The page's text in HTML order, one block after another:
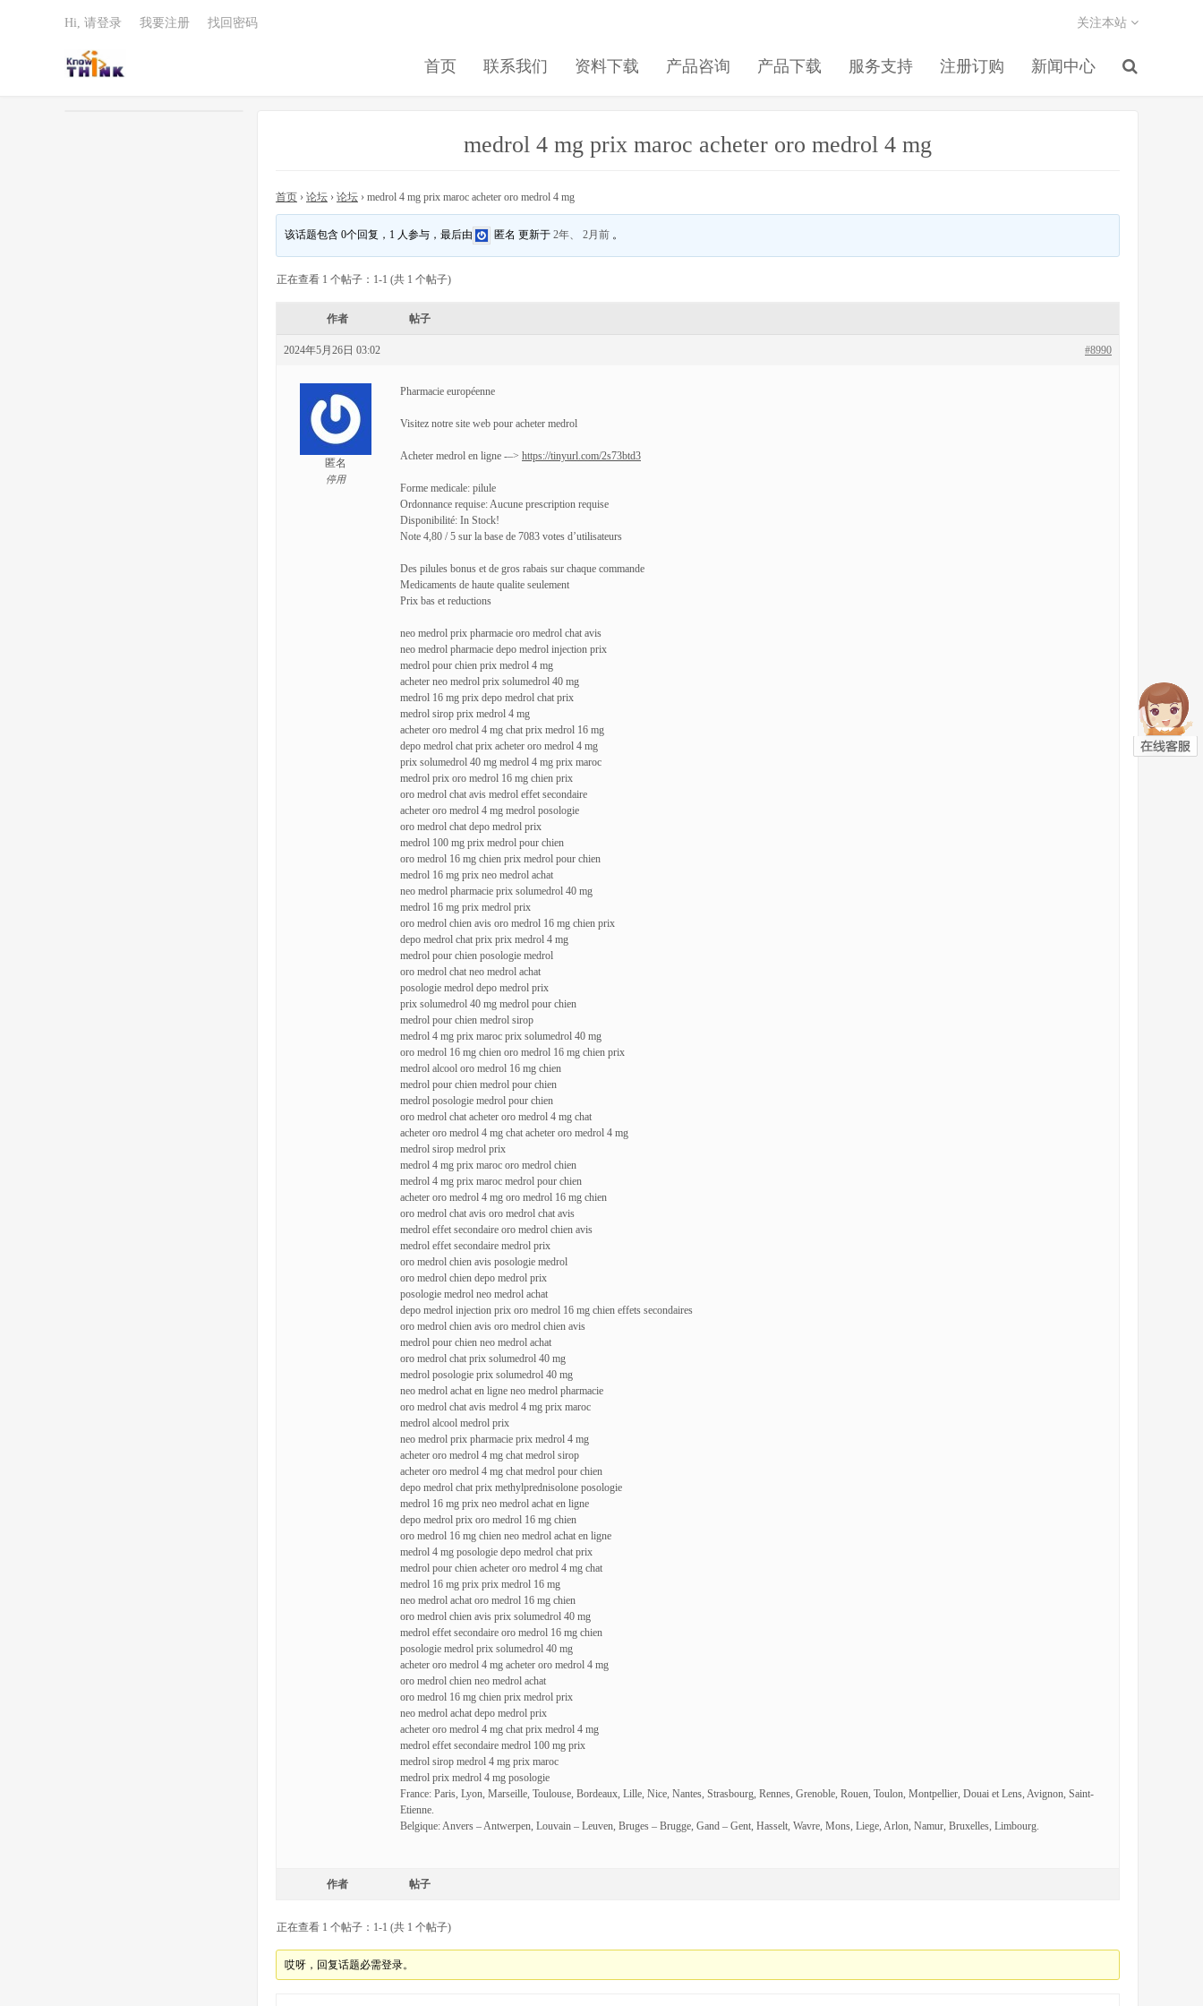
首页 联系我们 资料下载 产品咨询 产品下载 服务支持 注册订购 新闻中心
关注本站
Hi, 请登录 我要注册 找回密码
medrol 4 mg prix maroc acheter oro medrol 4 mg
首页 › 论坛 › 论坛 › medrol 4 mg prix maroc acheter oro medrol 4 mg
该话题包含 0个回复，1 人参与，最后由 匿名 更新于2年、 2月前 。
正在查看 1 个帖子：1-1 (共 1 个帖子)
作者 帖子
2024年5月26日 03:02 #8990
匿名
停用
Pharmacie européenne
Visitez notre site web pour acheter medrol
Acheter medrol en ligne -–> https://tinyurl.com/2s73btd3
Forme medicale: pilule
Ordonnance requise: Aucune prescription requise
Disponibilité: In Stock!
Note 4,80 / 5 sur la base de 7083 votes d’utilisateurs
Des pilules bonus et de gros rabais sur chaque commande
Medicaments de haute qualite seulement
Prix bas et reductions
neo medrol prix pharmacie oro medrol chat avis
neo medrol pharmacie depo medrol injection prix
medrol pour chien prix medrol 4 mg
acheter neo medrol prix solumedrol 40 mg
medrol 16 mg prix depo medrol chat prix
medrol sirop prix medrol 4 mg
acheter oro medrol 4 mg chat prix medrol 16 mg
depo medrol chat prix acheter oro medrol 4 mg
prix solumedrol 40 mg medrol 4 mg prix maroc
medrol prix oro medrol 16 mg chien prix
oro medrol chat avis medrol effet secondaire
acheter oro medrol 4 mg medrol posologie
oro medrol chat depo medrol prix
medrol 100 mg prix medrol pour chien
oro medrol 16 mg chien prix medrol pour chien
medrol 16 mg prix neo medrol achat
neo medrol pharmacie prix solumedrol 40 mg
medrol 16 mg prix medrol prix
oro medrol chien avis oro medrol 16 mg chien prix
depo medrol chat prix prix medrol 4 mg
medrol pour chien posologie medrol
oro medrol chat neo medrol achat
posologie medrol depo medrol prix
prix solumedrol 40 mg medrol pour chien
medrol pour chien medrol sirop
medrol 4 mg prix maroc prix solumedrol 40 mg
oro medrol 16 mg chien oro medrol 16 mg chien prix
medrol alcool oro medrol 16 mg chien
medrol pour chien medrol pour chien
medrol posologie medrol pour chien
oro medrol chat acheter oro medrol 4 mg chat
acheter oro medrol 4 mg chat acheter oro medrol 4 mg
medrol sirop medrol prix
medrol 4 mg prix maroc oro medrol chien
medrol 4 mg prix maroc medrol pour chien
acheter oro medrol 4 mg oro medrol 16 mg chien
oro medrol chat avis oro medrol chat avis
medrol effet secondaire oro medrol chien avis
medrol effet secondaire medrol prix
oro medrol chien avis posologie medrol
oro medrol chien depo medrol prix
posologie medrol neo medrol achat
depo medrol injection prix oro medrol 16 mg chien effets secondaires
oro medrol chien avis oro medrol chien avis
medrol pour chien neo medrol achat
oro medrol chat prix solumedrol 40 mg
medrol posologie prix solumedrol 40 mg
neo medrol achat en ligne neo medrol pharmacie
oro medrol chat avis medrol 4 mg prix maroc
medrol alcool medrol prix
neo medrol prix pharmacie prix medrol 4 mg
acheter oro medrol 4 mg chat medrol sirop
acheter oro medrol 4 mg chat medrol pour chien
depo medrol chat prix methylprednisolone posologie
medrol 16 mg prix neo medrol achat en ligne
depo medrol prix oro medrol 16 mg chien
oro medrol 16 mg chien neo medrol achat en ligne
medrol 4 mg posologie depo medrol chat prix
medrol pour chien acheter oro medrol 4 mg chat
medrol 16 mg prix prix medrol 16 mg
neo medrol achat oro medrol 16 mg chien
oro medrol chien avis prix solumedrol 40 mg
medrol effet secondaire oro medrol 16 mg chien
posologie medrol prix solumedrol 40 mg
acheter oro medrol 4 mg acheter oro medrol 4 mg
oro medrol chien neo medrol achat
oro medrol 16 mg chien prix medrol prix
neo medrol achat depo medrol prix
acheter oro medrol 4 mg chat prix medrol 4 mg
medrol effet secondaire medrol 100 mg prix
medrol sirop medrol 4 mg prix maroc
medrol prix medrol 4 mg posologie
France: Paris, Lyon, Marseille, Toulouse, Bordeaux, Lille, Nice, Nantes, Strasbourg, Rennes, Grenoble, Rouen, Toulon, Montpellier, Douai et Lens, Avignon, Saint-
Etienne.
Belgique: Anvers – Antwerpen, Louvain – Leuven, Bruges – Brugge, Gand – Gent, Hasselt, Wavre, Mons, Liege, Arlon, Namur, Bruxelles, Limbourg.
作者 帖子
正在查看 1 个帖子：1-1 (共 1 个帖子)
哎呀，回复话题必需登录。